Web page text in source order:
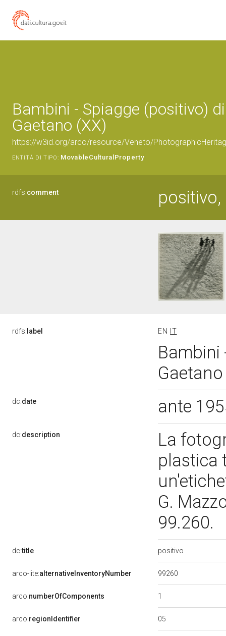
Bambini - Spiagge (positivo)
Gaetano (XX)
https://w3id.org/arco/resource/Veneto/
ENTITÀ DI TIPO: MovableCulturalProperty
rdfs:comment positivo,
rdfs: label EN IT
Bambini
dc:date ante
dc:description
La
plastica
G.
99.260.
dc:title positivo
arco-lite:alternativeInventoryNumber 99260
arco:numberOfComponents 1
arco:regionIdentifier 05